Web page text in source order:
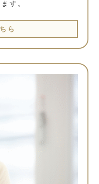
す。
ら